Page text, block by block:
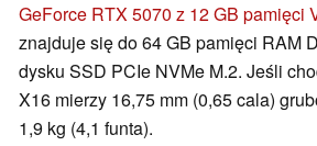
GeForce RTX 5070 z 12 GB pamięci
znajduje się do 64 GB pamięci RAM
dysku SSD PCIe NVMe M.2. Jeśli
X16 mierzy 16,75 mm (0,65 cala)
1,9 kg (4,1 funta).